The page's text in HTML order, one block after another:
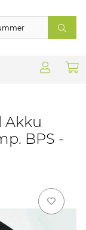
Akku
BPS -